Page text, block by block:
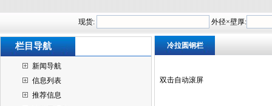
现货: 外径×壁厚:
栏目导航
新闻导航
信息列表
推荐信息
冷拉圆钢栏
双击自动滚屏